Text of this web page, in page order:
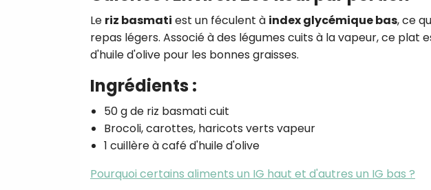
Le riz basmati est un féculent à index glycémique bas, ce
repas légers. Associé à des légumes cuits à la vapeur, ce plat
d'huile d'olive pour les bonnes graisses.
Ingrédients :
50 g de riz basmati cuit
Brocoli, carottes, haricots verts vapeur
1 cuillère à café d'huile d'olive
Pourquoi certains aliments un IG haut et d'autres un IG bas ?